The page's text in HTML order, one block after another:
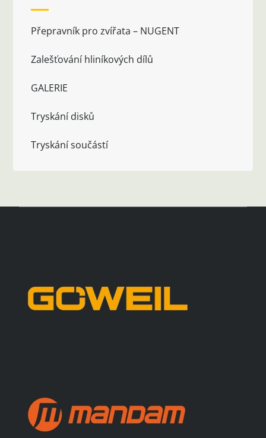
Přepravník pro zvířata – NUGENT
Zalešťování hliníkových dílů
GALERIE
Tryskání disků
Tryskání součástí